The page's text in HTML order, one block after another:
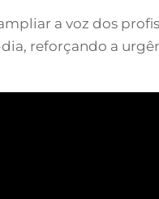
a voz dos
reforçando a